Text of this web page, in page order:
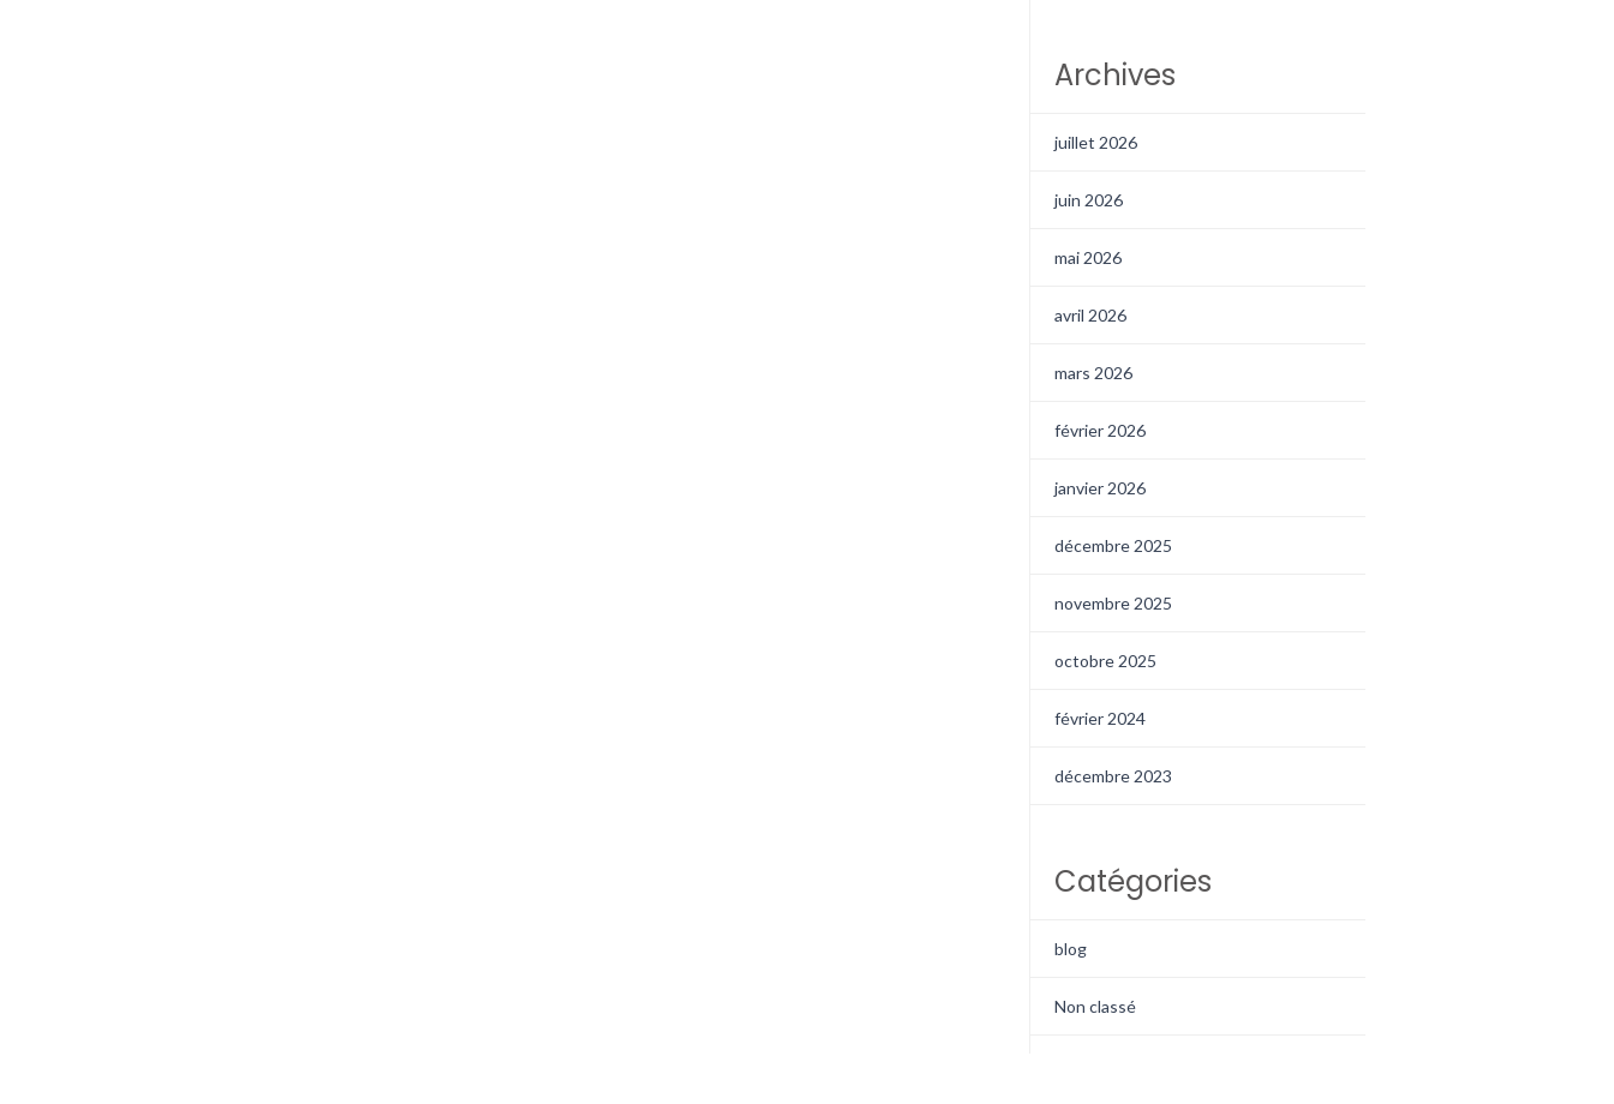
Archives
juillet 2026
juin 2026
mai 2026
avril 2026
mars 2026
février 2026
janvier 2026
décembre 2025
novembre 2025
octobre 2025
février 2024
décembre 2023
Catégories
blog
Non classé